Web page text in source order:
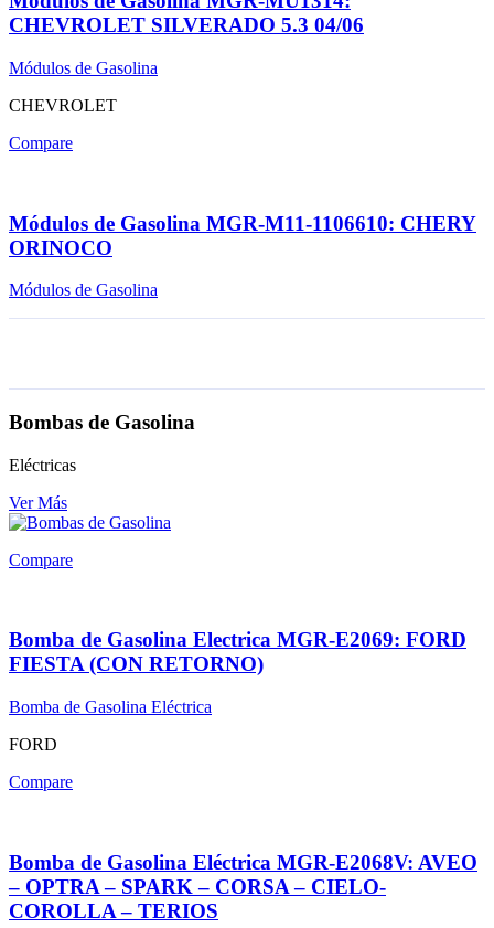
CHEVROLET SILVERADO 5.3 04/06
Módulos de Gasolina
CHEVROLET
Compare
Módulos de Gasolina MGR-M11-1106610: CHERY
ORINOCO
Módulos de Gasolina
Bombas de Gasolina
Eléctricas
Ver Más
Compare
Bomba de Gasolina Electrica MGR-E2069: FORD
FIESTA (CON RETORNO)
Bomba de Gasolina Eléctrica
FORD
Compare
Bomba de Gasolina Eléctrica MGR-E2068V: AVEO
– OPTRA – SPARK – CORSA – CIELO-
COROLLA – TERIOS